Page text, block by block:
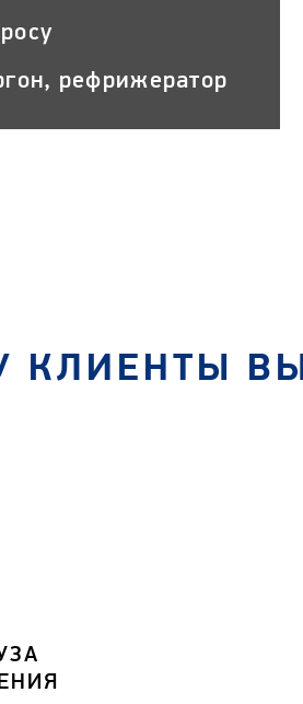
рефрижератор
КЛИЕНТЫ